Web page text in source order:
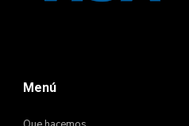
Menú